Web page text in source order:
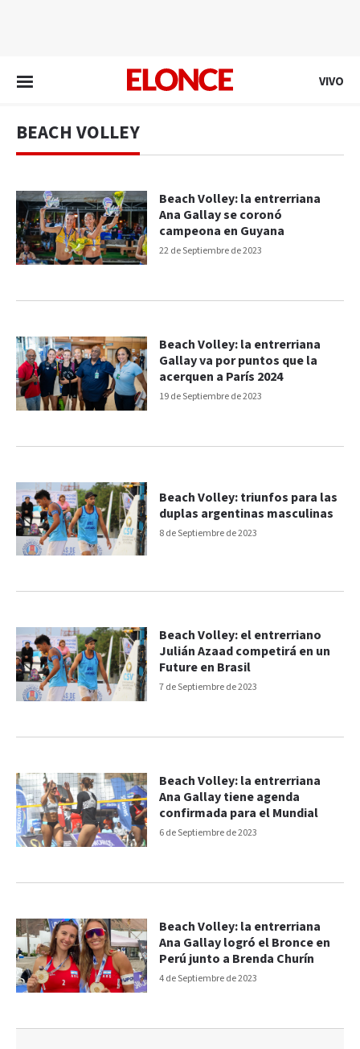
VIVO
BEACH VOLLEY
22 de Septiembre de 2023
Beach Volley: la entrerriana
Ana Gallay se coronó
campeona en Guyana
19 de Septiembre de 2023
Beach Volley: la entrerriana
Gallay va por puntos que la
acerquen a París 2024
8 de Septiembre de 2023
Beach Volley: triunfos para las
duplas argentinas masculinas
7 de Septiembre de 2023
Beach Volley: el entrerriano
Julián Azaad competirá en un
Future en Brasil
6 de Septiembre de 2023
Beach Volley: la entrerriana
Ana Gallay tiene agenda
confirmada para el Mundial
4 de Septiembre de 2023
Beach Volley: la entrerriana
Ana Gallay logró el Bronce en
Perú junto a Brenda Churín